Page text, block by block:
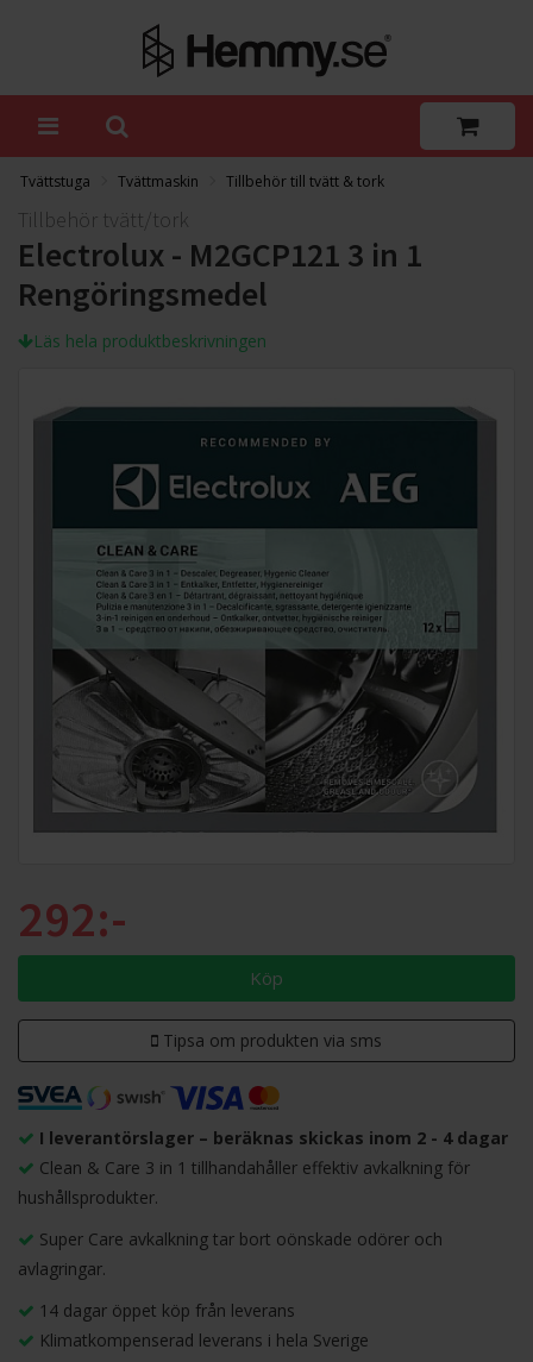
Tvättstuga Tvättmaskin Tillbehör till tvätt & tork
Tillbehör tvätt/tork
Electrolux - M2GCP121 3 in 1
Rengöringsmedel
Läs hela produktbeskrivningen
292:-
Köp
Tipsa om produkten via sms
I leverantörslager – beräknas skickas inom 2 - 4 dagar
Clean & Care 3 in 1 tillhandahåller effektiv avkalkning för
hushållsprodukter.
Super Care avkalkning tar bort oönskade odörer och
avlagringar.
14 dagar öppet köp från leverans
Klimatkompenserad leverans i hela Sverige